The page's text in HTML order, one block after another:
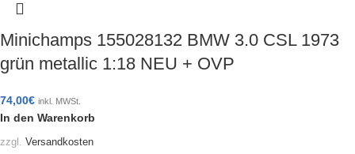
Minichamps 155028132 BMW 3.0 CSL 1973
grün metallic 1:18 NEU + OVP
74,00€ inkl. MWSt.
In den Warenkorb
zzgl. Versandkosten